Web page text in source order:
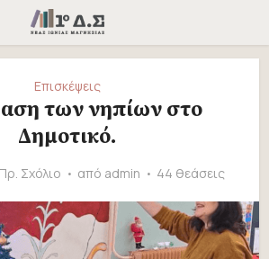
Επισκέψεις
των νηπίων στο
Δημοτικό.
Πρ. Σχόλιο από admin 44 θεάσεις